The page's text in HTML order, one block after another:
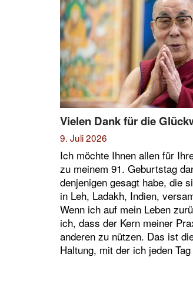
Vielen Dank für die
9. Juli 2026
Ich möchte Ihnen allen für
zu meinem 91. Geburtstag
denjenigen gesagt habe, die
in Leh, Ladakh, Indien,
Wenn ich auf mein Leben
ich, dass der Kern meiner
anderen zu nützen. Das ist
Haltung, mit der ich jeden